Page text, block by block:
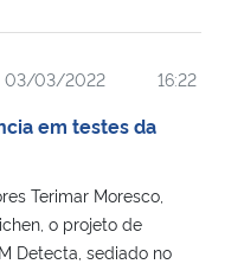
03/03/2022 16:22
em testes da
Terimar Moresco,
o projeto de
Detecta, sediado no